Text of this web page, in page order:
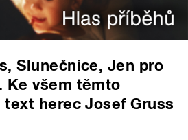
Slunečnice, Jen pro
Ke všem těmto
herec Josef Gruss